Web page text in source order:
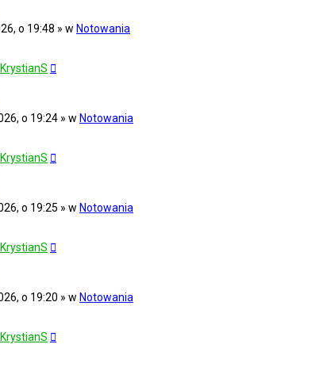
o 19:48 » w Notowania
KrystianS
o 19:24 » w Notowania
KrystianS
o 19:25 » w Notowania
KrystianS
o 19:20 » w Notowania
KrystianS